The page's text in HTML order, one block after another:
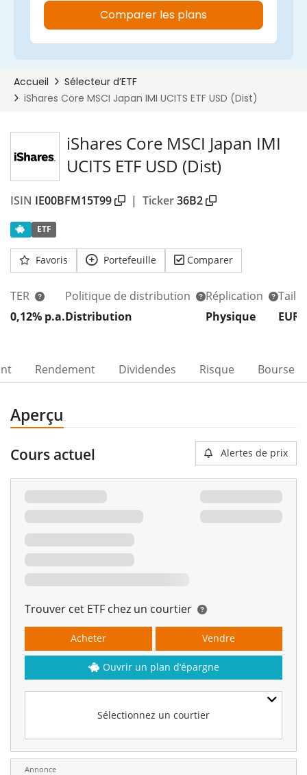
iShares Core MSCI Japan IMI
UCITS ETF USD (Dist)
ISIN IE00BFM15T99 | Ticker36B2
ETF
Favoris Portefeuille Comparer
TER
0,12% p.a.
Politique de distribution
Distribution
Réplication
Physique
EUR
Rendement Dividendes Risque Bourse
Aperçu
Cours actuel Alertes de prix
Trouver cet ETF chez un courtier
Sélectionnez un courtier
Acheter Vendre
Ouvrir un plan d’épargne
Annonce